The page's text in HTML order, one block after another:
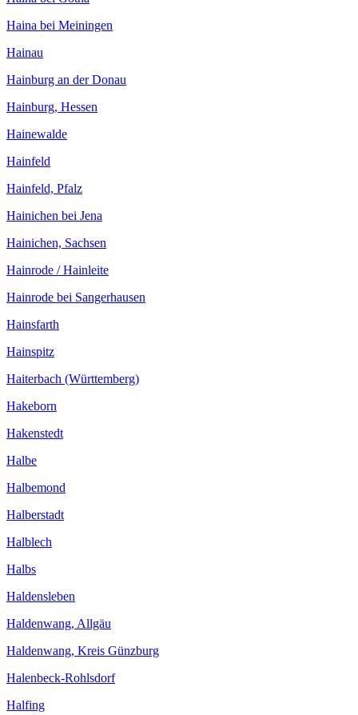
Haina bei Meiningen
Hainau
Hainburg an der Donau
Hainburg, Hessen
Hainewalde
Hainfeld
Hainfeld, Pfalz
Hainichen bei Jena
Hainichen, Sachsen
Hainrode / Hainleite
Hainrode bei Sangerhausen
Hainsfarth
Hainspitz
Haiterbach (Württemberg)
Hakeborn
Hakenstedt
Halbe
Halbemond
Halberstadt
Halblech
Halbs
Haldensleben
Haldenwang, Allgäu
Haldenwang, Kreis Günzburg
Halenbeck-Rohlsdorf
Halfing